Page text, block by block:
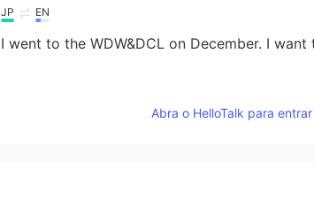
JP EN
I went to the WDW&DCL on December. I
Abra o HelloTalk para